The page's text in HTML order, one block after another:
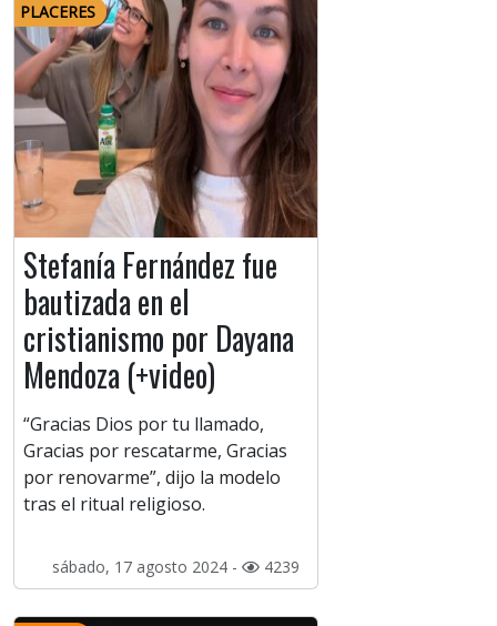
PLACERES
Stefanía Fernández fue
bautizada en el
cristianismo por Dayana
Mendoza (+video)
“Gracias Dios por tu llamado,
Gracias por rescatarme, Gracias
por renovarme”, dijo la modelo
tras el ritual religioso.
sábado, 17 agosto 2024 - 4239